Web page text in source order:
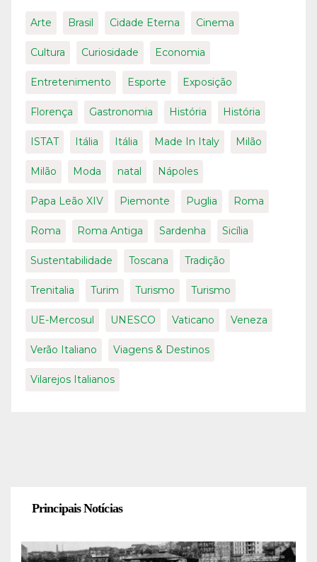
Arte Brasil Cidade Eterna Cinema
Cultura Curiosidade Economia
Entretenimento Esporte Exposição
Florença Gastronomia História História
ISTAT Itália Itália Made In Italy Milão
Milão Moda natal Nápoles
Papa Leão XIV Piemonte Puglia Roma
Roma Roma Antiga Sardenha Sicília
Sustentabilidade Toscana Tradição
Trenitalia Turim Turismo Turismo
UE-Mercosul UNESCO Vaticano Veneza
Verão Italiano Viagens & Destinos
Vilarejos Italianos
Principais Notícias